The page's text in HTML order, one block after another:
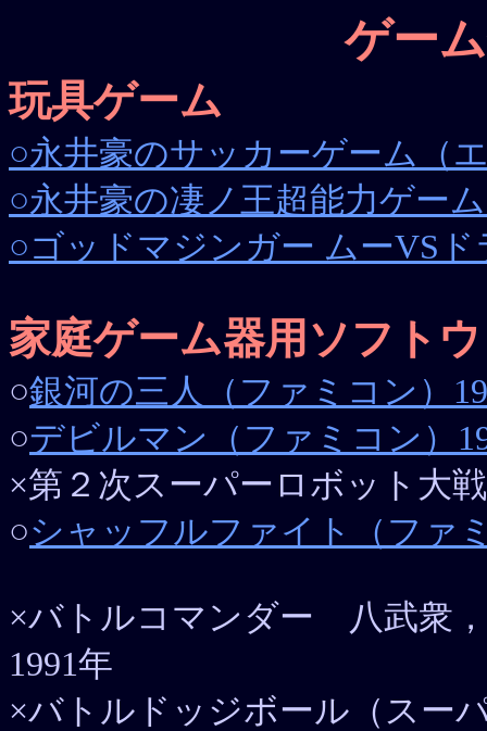
ゲー
玩具ゲーム
○永井豪のサッカーゲーム（
○永井豪の凄ノ王超能力ゲー
○ゴッドマジンガー ムーVS
家庭ゲーム器用ソフト
○銀河の三人（ファミコン）
○デビルマン（ファミコン）
×第２次スーパーロボット大
○シャッフルファイト（ファ
×バトルコマンダー 八武衆
1991年
×バトルドッジボール（スー